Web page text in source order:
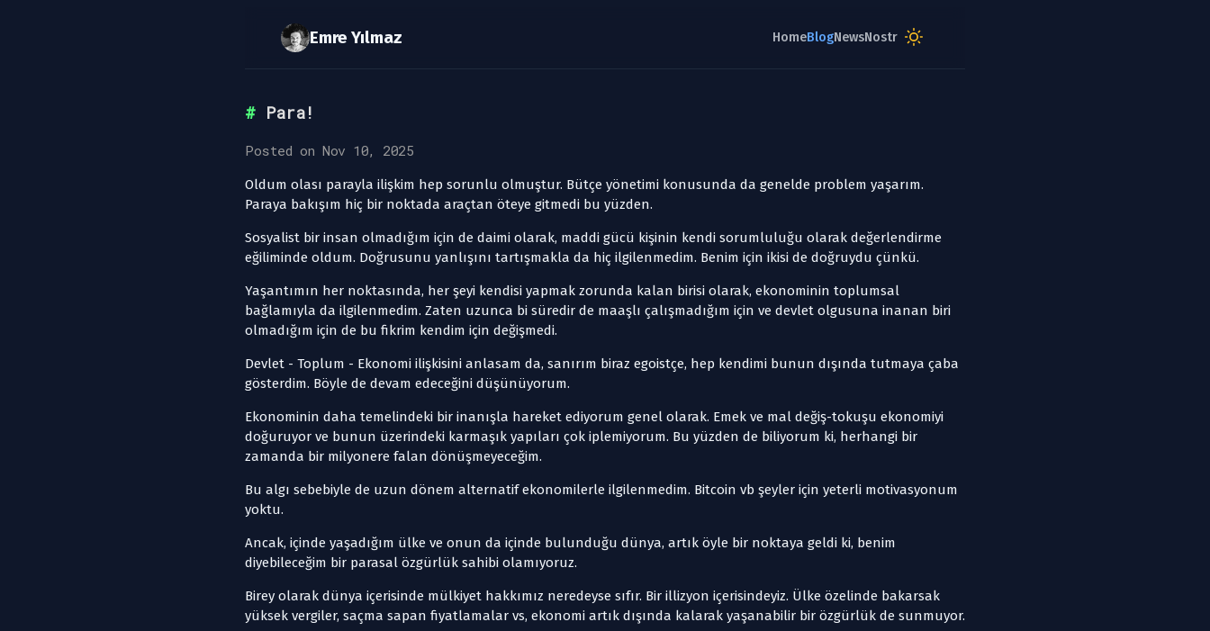
Para!
Posted on Nov 10, 2025
Oldum olası parayla ilişkim hep sorunlu olmuştur. Bütçe yönetimi konusunda da genelde problem yaşarım.
Paraya bakışım hiç bir noktada araçtan öteye gitmedi bu yüzden.
Sosyalist bir insan olmadığım için de daimi olarak, maddi gücü kişinin kendi sorumluluğu olarak değerlendirme
eğiliminde oldum. Doğrusunu yanlışını tartışmakla da hiç ilgilenmedim. Benim için ikisi de doğruydu çünkü.
Yaşantımın her noktasında, her şeyi kendisi yapmak zorunda kalan birisi olarak, ekonominin toplumsal
bağlamıyla da ilgilenmedim. Zaten uzunca bi süredir de maaşlı çalışmadığım için ve devlet olgusuna inanan biri
olmadığım için de bu fikrim kendim için değişmedi.
Devlet - Toplum - Ekonomi ilişkisini anlasam da, sanırım biraz egoistçe, hep kendimi bunun dışında tutmaya çaba
gösterdim. Böyle de devam edeceğini düşünüyorum.
Ekonominin daha temelindeki bir inanışla hareket ediyorum genel olarak. Emek ve mal değiş-tokuşu ekonomiyi
doğuruyor ve bunun üzerindeki karmaşık yapıları çok iplemiyorum. Bu yüzden de biliyorum ki, herhangi bir
zamanda bir milyonere falan dönüşmeyeceğim.
Bu algı sebebiyle de uzun dönem alternatif ekonomilerle ilgilenmedim. Bitcoin vb şeyler için yeterli motivasyonum
yoktu.
Ancak, içinde yaşadığım ülke ve onun da içinde bulunduğu dünya, artık öyle bir noktaya geldi ki, benim
diyebileceğim bir parasal özgürlük sahibi olamıyoruz.
Birey olarak dünya içerisinde mülkiyet hakkımız neredeyse sıfır. Bir illizyon içerisindeyiz. Ülke özelinde bakarsak
yüksek vergiler, saçma sapan fiyatlamalar vs, ekonomi artık dışında kalarak yaşanabilir bir özgürlük de sunmuyor.